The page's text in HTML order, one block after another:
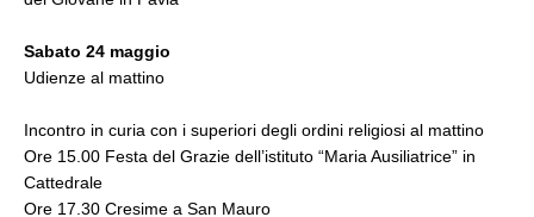
Sabato 24 maggio
Udienze al mattino
Incontro in curia con i superiori degli ordini religiosi al mattino
Ore 15.00 Festa del Grazie dell’istituto “Maria Ausiliatrice” in
Cattedrale
Ore 17.30 Cresime a San Mauro